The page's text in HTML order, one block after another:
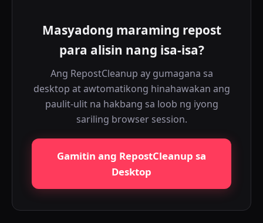
Masyadong maraming repost
para alisin nang isa-isa?
Ang RepostCleanup ay gumagana sa
desktop at awtomatikong hinahawakan ang
paulit-ulit na hakbang sa loob ng iyong
sariling browser session.
Gamitin ang RepostCleanup sa
Desktop